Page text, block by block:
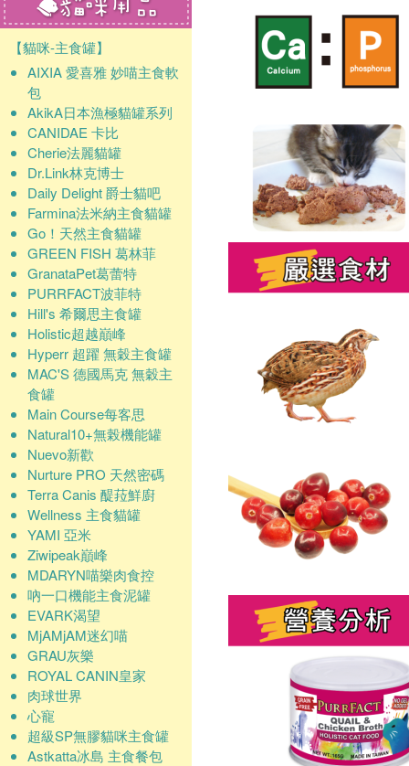
【貓咪-主食罐】
AIXIA 愛喜雅 妙喵主食軟
包
AkikA日本漁極貓罐系列
CANIDAE 卡比
Cherie法麗貓罐
Dr.Link林克博士
Daily Delight 爵士貓吧
Farmina法米納主食貓罐
Go！天然主食貓罐
GREEN FISH 葛林菲
GranataPet葛蕾特
PURRFACT波菲特
Hill's 希爾思主食罐
Holistic超越巔峰
Hyperr 超躍 無穀主食罐
MAC'S 德國馬克 無穀主
食罐
Main Course每客思
Natural10+無榖機能罐
Nuevo新歡
Nurture PRO 天然密碼
Terra Canis 醍菈鮮廚
Wellness 主食貓罐
YAMI 亞米
Ziwipeak巔峰
MDARYN喵樂肉食控
吶一口機能主食泥罐
EVARK渴望
MjAMjAM迷幻喵
GRAU灰樂
ROYAL CANIN皇家
肉球世界
心寵
超級SP無膠貓咪主食罐
Astkatta冰島 主食餐包